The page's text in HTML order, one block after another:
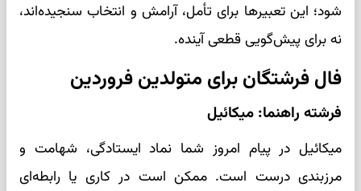
شود؛ این تعبیرها برای تأمل، آرامش و انتخاب سنجیده‌اند،
نه برای پیش‌گویی قطعی آینده.
فال فرشتگان برای متولدین فروردین
فرشته راهنما: میکائیل
میکائیل در پیام امروز شما نماد ایستادگی، شهامت و
مرزبندی درست است. ممکن است در کاری یا رابطه‌ای